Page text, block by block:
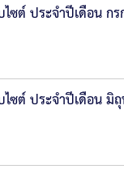
ซต์ ประจำปีเดือน
ซต์ ประจำปีเดือน